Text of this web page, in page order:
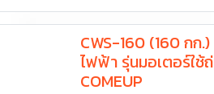
CWS-160 (160 กก
ไฟฟ้า รุ่นมอเตอร์ใช้
COMEUP